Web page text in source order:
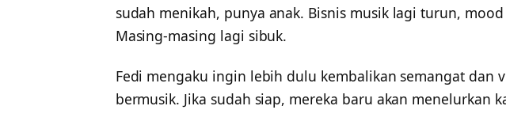
sudah menikah, punya anak. Bisnis musik lagi turun,
Masing-masing lagi sibuk.
Fedi mengaku ingin lebih dulu kembalikan semangat dan
bermusik. Jika sudah siap, mereka baru akan menelurkan